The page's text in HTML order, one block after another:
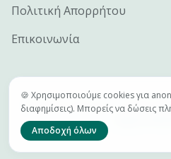
Πολιτική Απορρήτου
Επικοινωνία
©2026e-docs.gr —
🍪 Χρησιμοποιούμε cookies για
διαφημίσεις). Μπορείς να δώσεις
Αποδοχή όλων